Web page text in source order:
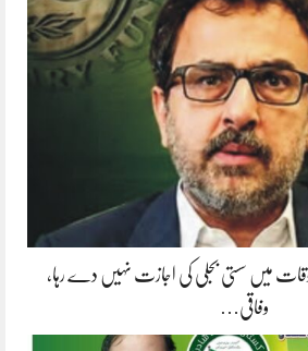
میں سستی بجلی کی اجازت نہیں دے رہا،
وفاقی…